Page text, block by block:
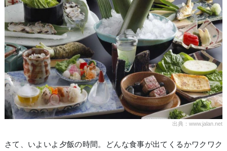
出典：www.jalan.net
さて、いよいよ夕飯の時間。どんな食事が出てくるかワクワク